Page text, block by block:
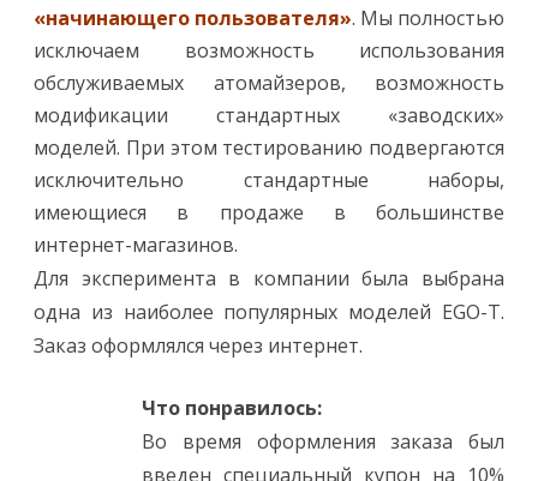
«начинающего пользователя». Мы полностью
исключаем возможность использования
обслуживаемых атомайзеров, возможность
модификации стандартных «заводских»
моделей. При этом тестированию подвергаются
исключительно стандартные наборы,
имеющиеся в продаже в большинстве
интернет-магазинов.
Для эксперимента в компании была выбрана
одна из наиболее популярных моделей EGO-T.
Заказ оформлялся через интернет.
Что понравилось:
Во время оформления заказа был
введен специальный купон на 10%